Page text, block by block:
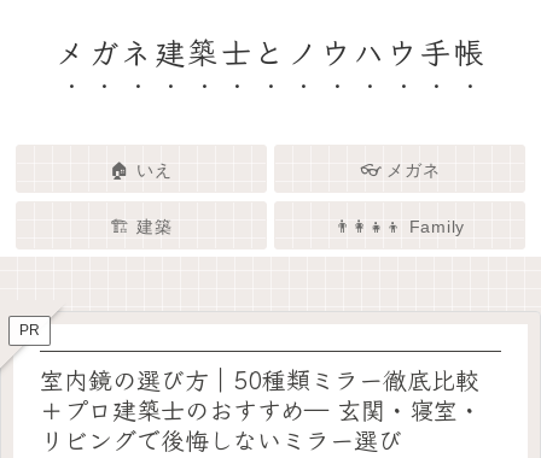
メガネ建築士とノウハウ手帳
🏠 いえ 👓 メガネ
🏗️ 建築 👨‍👩‍👧‍👦 Family
🏠✨ 建築士と考える「いい家」
👓✨ メガネの奥にある「わたし
🏗️✨ 建築 × エンタメで、暮らし
👨‍👩‍👧🌿 Family – 暮らしを育て
PR
室内鏡の選び方｜50種類ミラー徹底比較
＋プロ建築士のおすすめ― 玄関・寝室・
リビングで後悔しないミラー選び